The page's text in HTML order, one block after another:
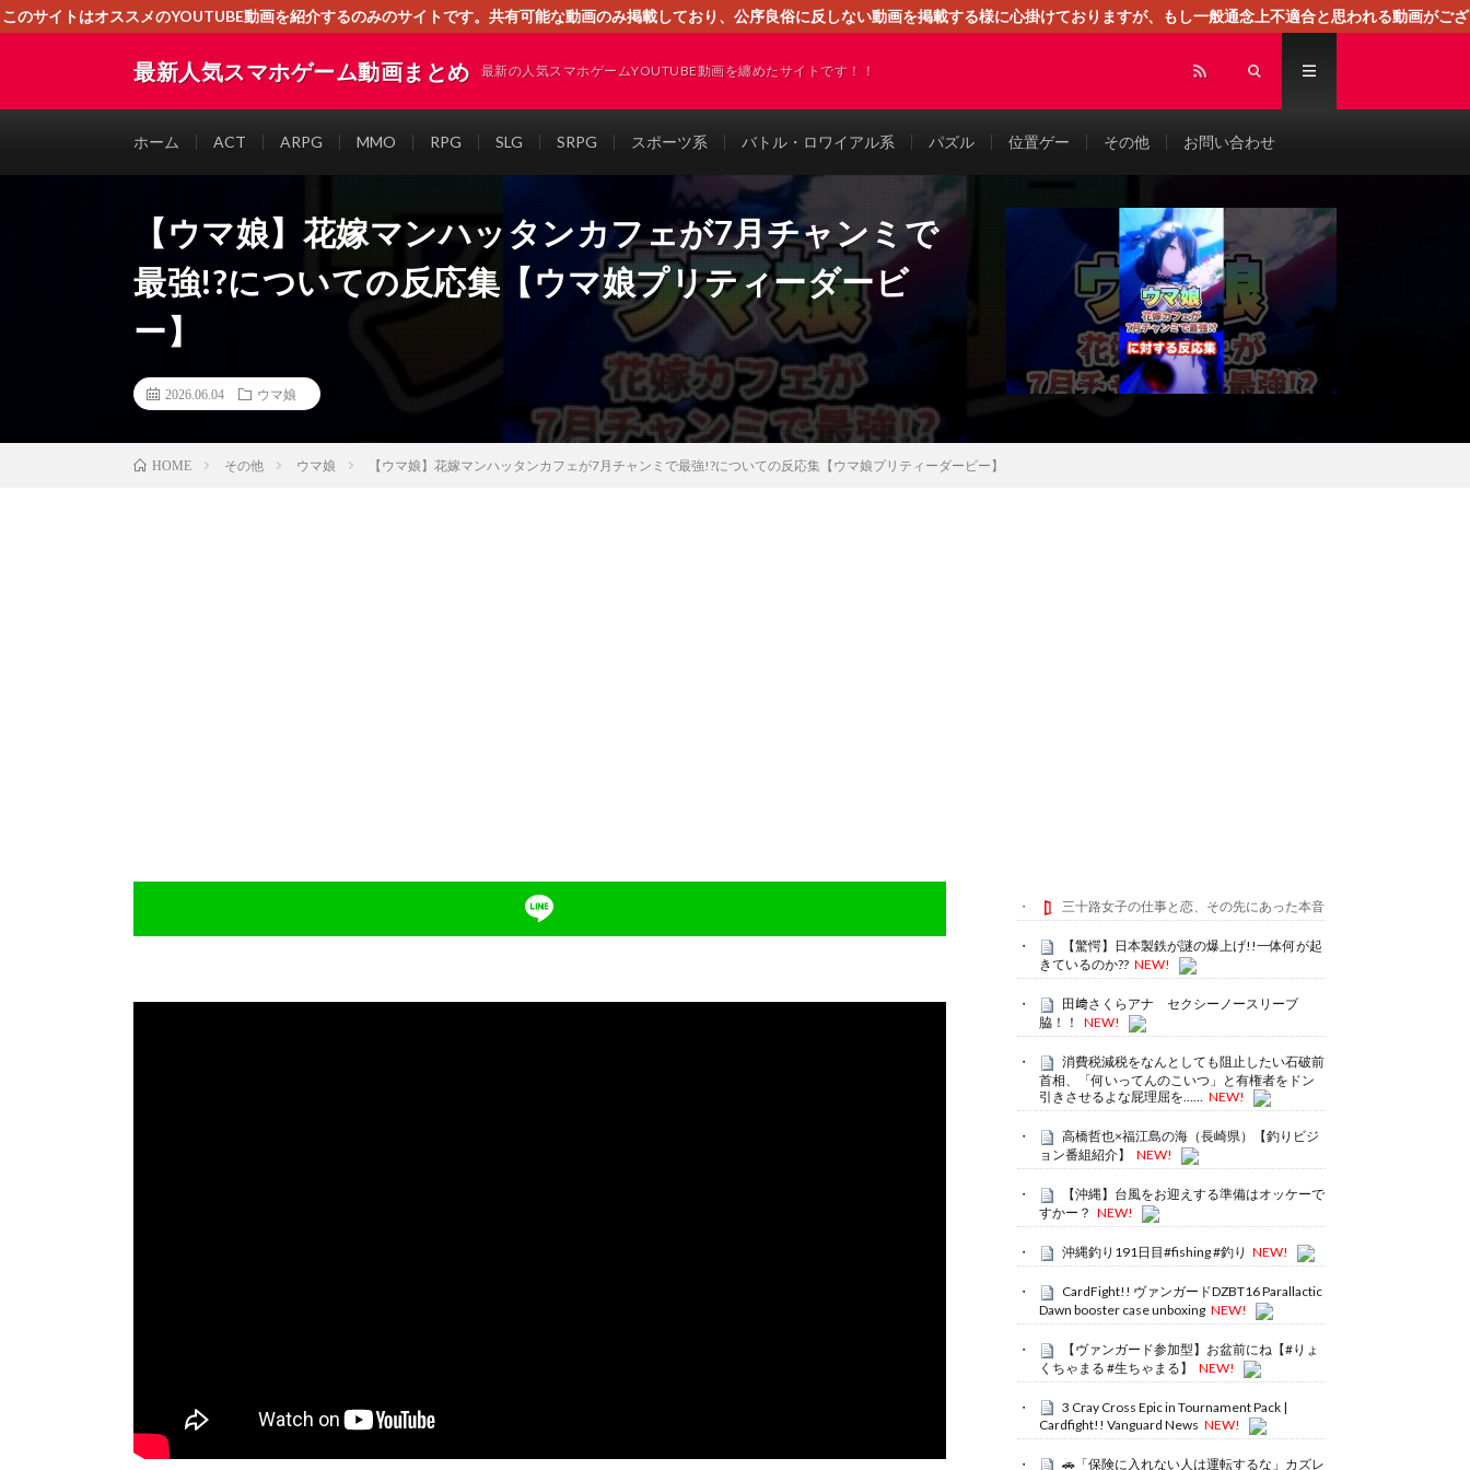
このサイトはオススメのYOUTUBE動画を紹介するのみのサイトです。共有可能な動画のみ掲載しており、公序良俗に反しない動画を掲載する様に心掛けておりますが、もし一般通念上不適合と思われる動画がござ
最新人気スマホゲーム動画まとめ 最新の人気スマホゲームYOUTUBE動画を纏めたサイトです！！
ホーム ACT ARPG MMO RPG SLG SRPG スポーツ系 バトル・ロワイアル系 パズル 位置ゲー その他 お問い合わせ
【ウマ娘】花嫁マンハッタンカフェが7月チャンミで
最強!?についての反応集【ウマ娘プリティーダービ
ー】
2026.06.04 ウマ娘
HOME その他 ウマ娘 【ウマ娘】花嫁マンハッタンカフェが7月チャンミで最強!?についての反応集【ウマ娘プリティーダービー】
三十路女子の仕事と恋、その先にあった本音
【驚愕】日本製鉄が謎の爆上げ!!一体何が起
きているのか?? NEW!
田﨑さくらアナ セクシーノースリーブ
脇！！
NEW!
消費税減税をなんとしても阻止したい石破前
首相、「何いってんのこいつ」と有権者をドン
引きさせるよな屁理屈を……
NEW!
高橋哲也×福江島の海（長崎県）【釣りビジ
ョン番組紹介】
NEW!
【沖縄】台風をお迎えする準備はオッケーで
すかー？ NEW!
沖縄釣り191日目#fishing #釣り NEW!
CardFight!! ヴァンガードDZBT16 Parallactic
Dawn booster case unboxing NEW!
【ヴァンガード参加型】お盆前にね【#りょ
くちゃまる #生ちゃまる】
NEW!
3 Cray Cross Epic in Tournament Pack |
Cardfight!! Vanguard News NEW!
🚗「保険に入れない人は運転するな」カズレ